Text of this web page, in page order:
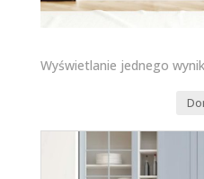
Wyświetlanie jednego